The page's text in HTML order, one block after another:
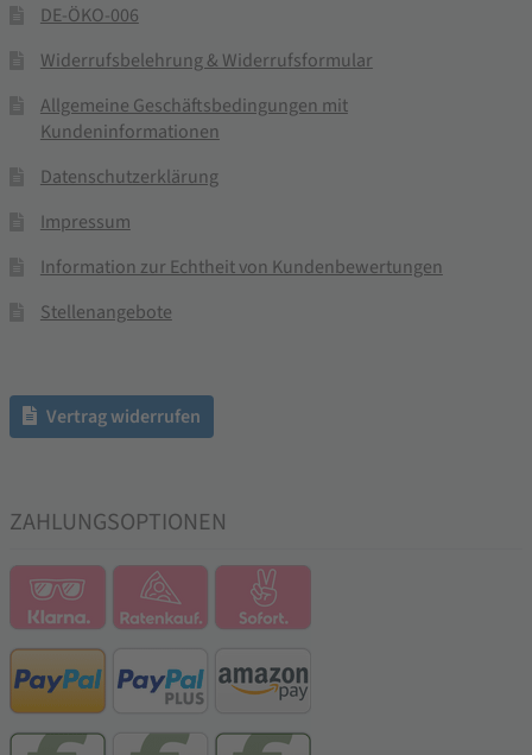
DE-ÖKO-006
Widerrufsbelehrung & Widerrufsformular
Allgemeine Geschäftsbedingungen mit
Kundeninformationen
Datenschutzerklärung
Impressum
Information zur Echtheit von Kundenbewertungen
Stellenangebote
Vertrag widerrufen
ZAHLUNGSOPTIONEN